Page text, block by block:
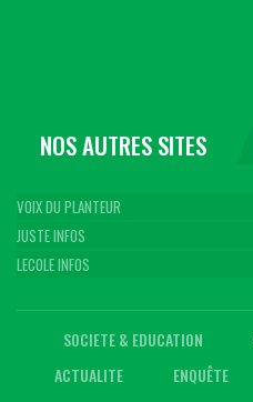
NOS AUTRES SITES
VOIX DU PLANTEUR
JUSTE INFOS
LECOLE INFOS
SOCIETE & EDUCATION
ACTUALITE
ENQUÊTE